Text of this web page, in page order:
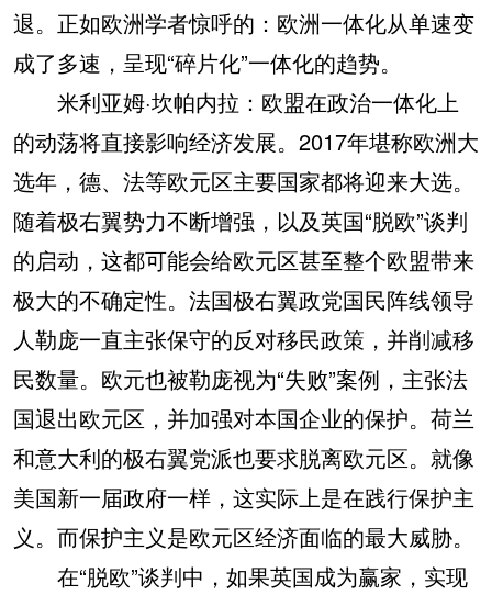
退。正如欧洲学者惊呼的：欧洲一体化从单速变
成了多速，呈现“碎片化”一体化的趋势。
米利亚姆·坎帕内拉：欧盟在政治一体化上
的动荡将直接影响经济发展。2017年堪称欧洲大
选年，德、法等欧元区主要国家都将迎来大选。
随着极右翼势力不断增强，以及英国“脱欧”谈判
的启动，这都可能会给欧元区甚至整个欧盟带来
极大的不确定性。法国极右翼政党国民阵线领导
人勒庞一直主张保守的反对移民政策，并削减移
民数量。欧元也被勒庞视为“失败”案例，主张法
国退出欧元区，并加强对本国企业的保护。荷兰
和意大利的极右翼党派也要求脱离欧元区。就像
美国新一届政府一样，这实际上是在践行保护主
义。而保护主义是欧元区经济面临的最大威胁。
在“脱欧”谈判中，如果英国成为赢家，实现